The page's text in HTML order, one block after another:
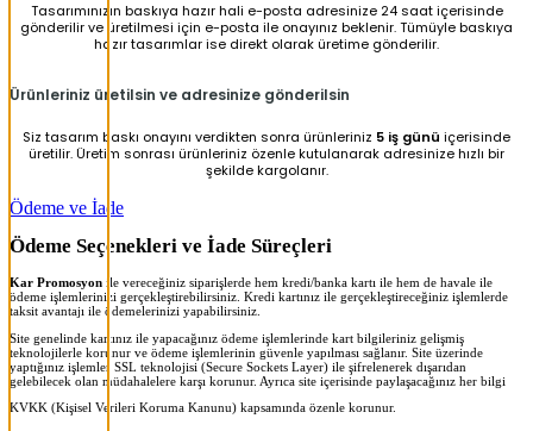
Tasarımınızın baskıya hazır hali e-posta adresinize 24 saat içerisinde
gönderilir ve üretilmesi için e-posta ile onayınız beklenir. Tümüyle baskıya
hazır tasarımlar ise direkt olarak üretime gönderilir.
Ürünleriniz üretilsin ve adresinize gönderilsin
Siz tasarım baskı onayını verdikten sonra ürünleriniz 5 iş günü içerisinde
üretilir. Üretim sonrası ürünleriniz özenle kutulanarak adresinize hızlı bir
şekilde kargolanır.
Ödeme ve İade
Ödeme Seçenekleri ve İade Süreçleri
Kar Promosyon ile vereceğiniz siparişlerde hem kredi/banka kartı ile hem de havale ile
ödeme işlemlerinizi gerçekleştirebilirsiniz. Kredi kartınız ile gerçekleştireceğiniz işlemlerde
taksit avantajı ile ödemelerinizi yapabilirsiniz.
Site genelinde kartınız ile yapacağınız ödeme işlemlerinde kart bilgileriniz gelişmiş
teknolojilerle korunur ve ödeme işlemlerinin güvenle yapılması sağlanır. Site üzerinde
yaptığınız işlemler SSL teknolojisi (Secure Sockets Layer) ile şifrelenerek dışarıdan
gelebilecek olan müdahalelere karşı korunur. Ayrıca site içerisinde paylaşacağınız her bilgi
KVKK (Kişisel Verileri Koruma Kanunu) kapsamında özenle korunur.